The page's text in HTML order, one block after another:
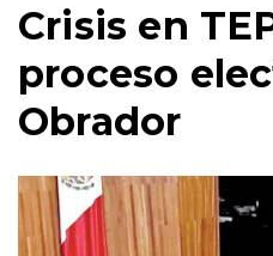
Crisis en
proceso
Obrador